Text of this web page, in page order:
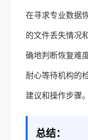
在寻求专业数据
的文件丢失情况
确地判断恢复难
耐心等待机构的
建议和操作步骤。
总结：